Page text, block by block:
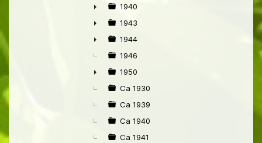
►
►
1940
►
1943
►
1944
1946
►
1950
Ca 1930
Ca 1939
Ca 1940
Ca 1941